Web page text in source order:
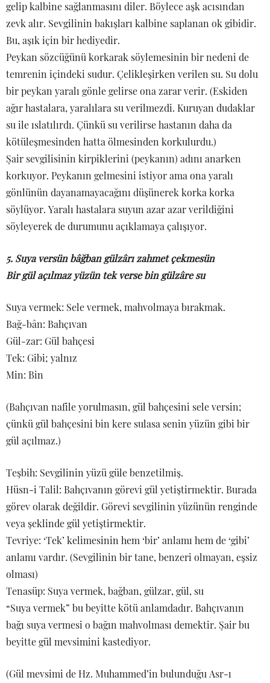
gelip kalbine sağlanmasını diler. Böylece aşk acısından
zevk alır. Sevgilinin bakışları kalbine saplanan ok gibidir.
Bu, aşık için bir hediyedir.
Peykan sözcüğünü korkarak söylemesinin bir nedeni de
temrenin içindeki sudur. Çelikleşirken verilen su. Su dolu
bir peykan yaralı gönle gelirse ona zarar verir. (Eskiden
ağır hastalara, yaralılara su verilmezdi. Kuruyan dudaklar
su ile ıslatılırdı. Çünkü su verilirse hastanın daha da
kötüleşmesinden hatta ölmesinden korkulurdu.)
Şair sevgilisinin kirpiklerini (peykanın) adını anarken
korkuyor. Peykanın gelmesini istiyor ama ona yaralı
gönlünün dayanamayacağını düşünerek korka korka
söylüyor. Yaralı hastalara suyun azar azar verildiğini
söyleyerek de durumunu açıklamaya çalışıyor.
5. Suya versün bâğban gülzârı zahmet çekmesün
Bir gül açılmaz yüzün tek verse bin gülzâre su
Suya vermek: Sele vermek, mahvolmaya bırakmak.
Bağ-bân: Bahçıvan
Gül-zar: Gül bahçesi
Tek: Gibi; yalnız
Min: Bin
(Bahçıvan nafile yorulmasın, gül bahçesini sele versin;
çünkü gül bahçesini bin kere sulasa senin yüzün gibi bir
gül açılmaz.)
Teşbih: Sevgilinin yüzü güle benzetilmiş.
Hüsn-i Talil: Bahçıvanın görevi gül yetiştirmektir. Burada
görev olarak değildir. Görevi sevgilinin yüzünün renginde
veya şeklinde gül yetiştirmektir.
Tevriye: ‘Tek’ kelimesinin hem ‘bir’ anlamı hem de ‘gibi’
anlamı vardır. (Sevgilinin bir tane, benzeri olmayan, eşsiz
olması)
Tenasüp: Suya vermek, bağban, gülzar, gül, su
“Suya vermek” bu beyitte kötü anlamdadır. Bahçıvanın
bağı suya vermesi o bağın mahvolması demektir. Şair bu
beyitte gül mevsimini kastediyor.
(Gül mevsimi de Hz. Muhammed’in bulunduğu Asr-ı